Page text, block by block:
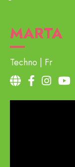
MARTA
Techno Fr